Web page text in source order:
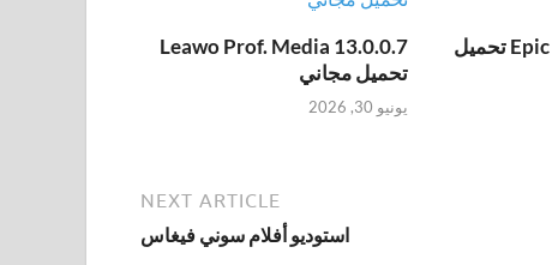
Epic Pen Pro 3.12.172 تحميل
Leawo Prof. Media 13.0.0.7
تحميل مجاني
يونيو 30, 2026
NEXT ARTICLE
استوديو أفلام سوني فيغاس